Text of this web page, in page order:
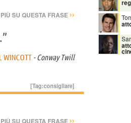
SU QUESTA FRASE ››
WINCOTT - Conway Twill
[Tag:consigliare]
SU QUESTA FRASE ››